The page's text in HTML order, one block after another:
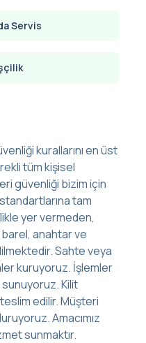
Servis
kurallarını en üst
tüm kişisel
güvenliği bizim için
tam
yer vermeden,
barel, anahtar ve
Sahte veya
kuruyoruz. İşlemler
Kilit
edilir. Müşteri
Amacımız
sunmaktır.